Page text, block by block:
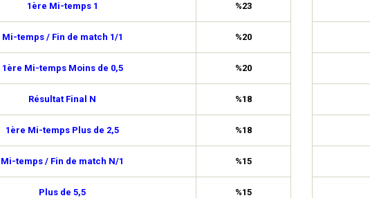
1ère Mi-temps 1 %23
Mi-temps / Fin de match 1/1 %20
1ère Mi-temps Moins de 0,5 %20
Résultat Final N %18
1ère Mi-temps Plus de 2,5 %18
Mi-temps / Fin de match N/1 %15
Plus de 5,5 %15